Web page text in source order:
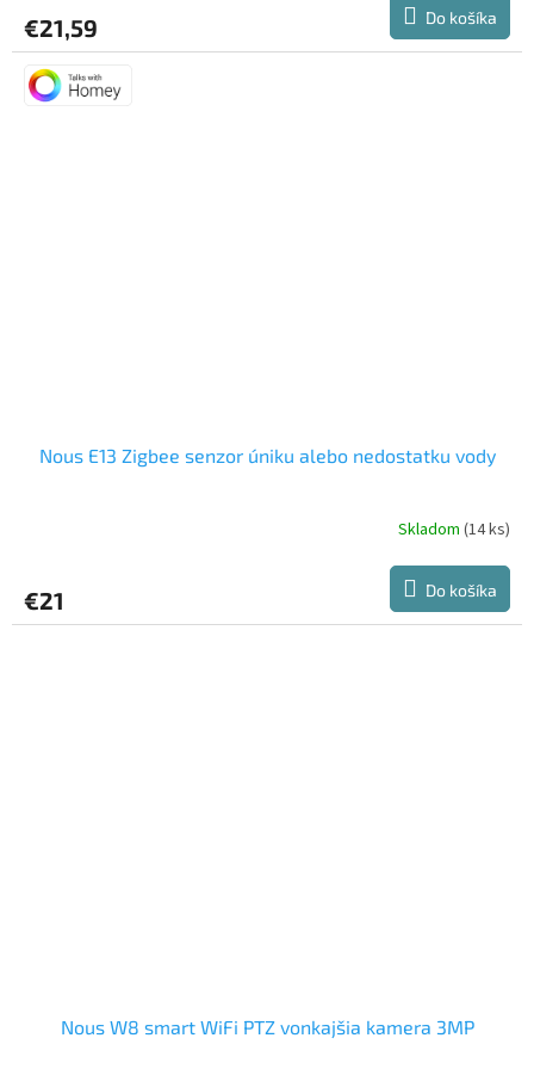
€21,59 Do košíka
Nous E13 Zigbee senzor úniku alebo nedostatku vody
Skladom (14 ks)
€21 Do košíka
Nous W8 smart WiFi PTZ vonkajšia kamera 3MP